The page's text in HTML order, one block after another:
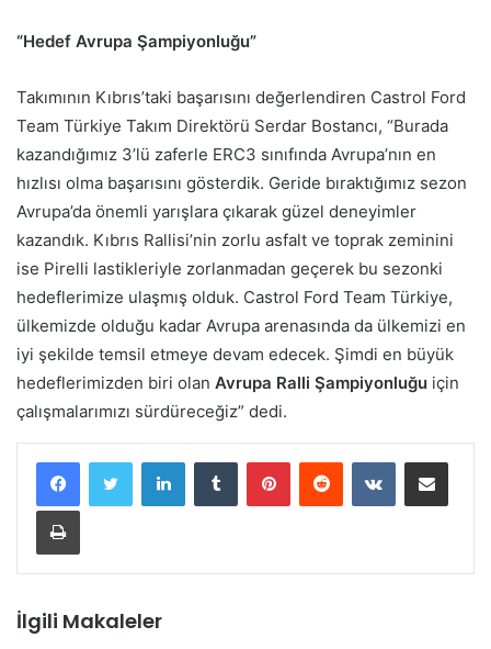
“Hedef Avrupa Şampiyonluğu”
Takımının Kıbrıs’taki başarısını değerlendiren Castrol Ford
Team Türkiye Takım Direktörü Serdar Bostancı, “Burada
kazandığımız 3’lü zaferle ERC3 sınıfında Avrupa’nın en
hızlısı olma başarısını gösterdik. Geride bıraktığımız sezon
Avrupa’da önemli yarışlara çıkarak güzel deneyimler
kazandık. Kıbrıs Rallisi’nin zorlu asfalt ve toprak zeminini
ise Pirelli lastikleriyle zorlanmadan geçerek bu sezonki
hedeflerimize ulaşmış olduk. Castrol Ford Team Türkiye,
ülkemizde olduğu kadar Avrupa arenasında da ülkemizi en
iyi şekilde temsil etmeye devam edecek. Şimdi en büyük
hedeflerimizden biri olan Avrupa Ralli Şampiyonluğu için
çalışmalarımızı sürdüreceğiz” dedi.
İlgili Makaleler